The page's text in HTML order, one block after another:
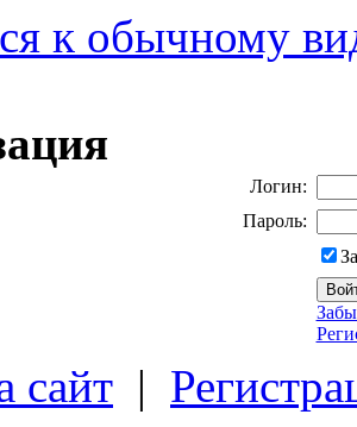
к обычному
Логин:
Пароль:
сайт |